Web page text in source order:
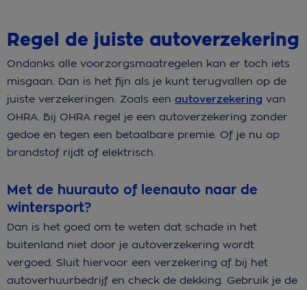
Regel de juiste autoverzekering
Ondanks alle voorzorgsmaatregelen kan er toch iets
misgaan. Dan is het fijn als je kunt terugvallen op de
juiste verzekeringen. Zoals een autoverzekering van
OHRA. Bij OHRA regel je een autoverzekering zonder
gedoe en tegen een betaalbare premie. Of je nu op
brandstof rijdt of elektrisch.
Met de huurauto of leenauto naar de
wintersport?
Dan is het goed om te weten dat schade in het
buitenland niet door je autoverzekering wordt
vergoed. Sluit hiervoor een verzekering af bij het
autoverhuurbedrijf en check de dekking. Gebruik je de